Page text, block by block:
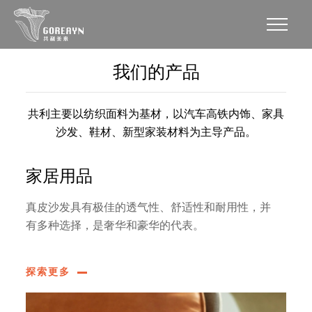
我们的产品
共利主要以纺织面料为基材，以汽车高铁内饰、家具
沙发、鞋材、新型家装材料为主导产品。
家居用品
真皮沙发具有极佳的透气性、舒适性和耐用性，并
有多种选择，是奢华和豪华的代表。
探索更多